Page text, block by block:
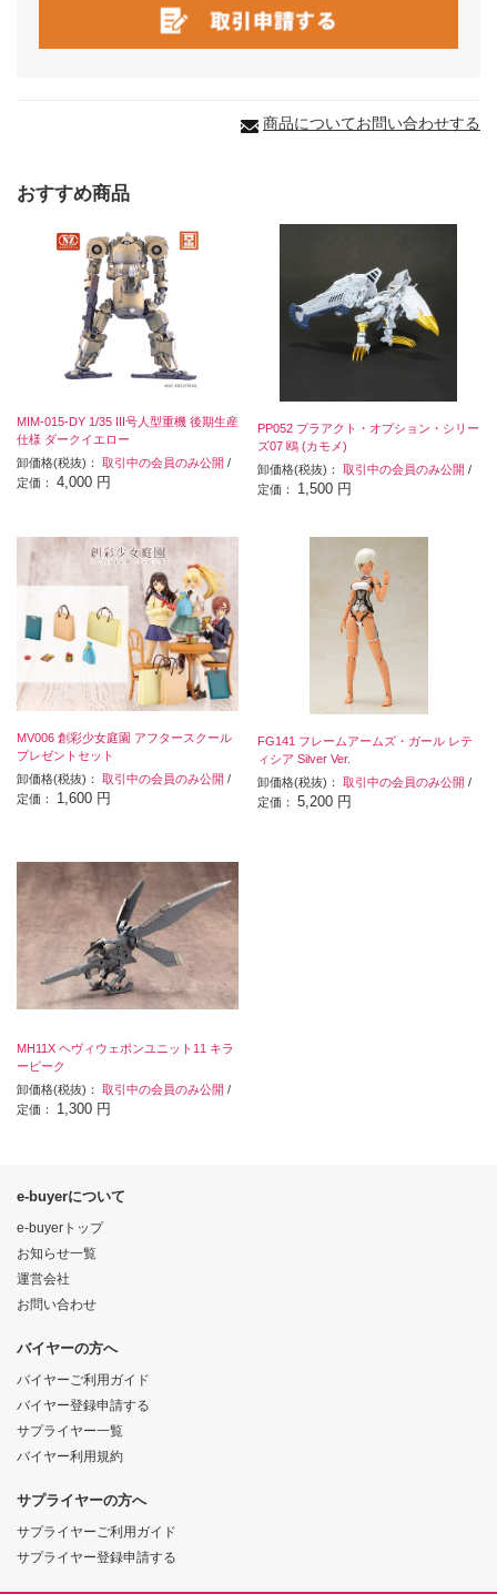
商品についてお問い合わせする
おすすめ商品
MIM-015-DY 1/35 III号人型重機 後期生産
仕様 ダークイエロー
卸価格(税抜)： 取引中の会員のみ公開 /
定価： 4,000 円
PP052 プラアクト・オプション・シリー
ズ07 鴎 (カモメ)
卸価格(税抜)：取引中の会員のみ公開 /
定価： 1,500 円
MV006 創彩少女庭園 アフタースクール
プレゼントセット
卸価格(税抜)： 取引中の会員のみ公開 /
定価： 1,600 円
FG141 フレームアームズ・ガール レテ
ィシア Silver Ver.
卸価格(税抜)：取引中の会員のみ公開 /
定価：5,200 円
MH11X ヘヴィウェポンユニット11 キラ
ービーク
卸価格(税抜)： 取引中の会員のみ公開 /
定価： 1,300 円
e-buyerについて
e-buyerトップ
お知らせ一覧
運営会社
お問い合わせ
バイヤーの方へ
バイヤーご利用ガイド
バイヤー登録申請する
サプライヤー一覧
バイヤー利用規約
サプライヤーの方へ
サプライヤーご利用ガイド
サプライヤー登録申請する